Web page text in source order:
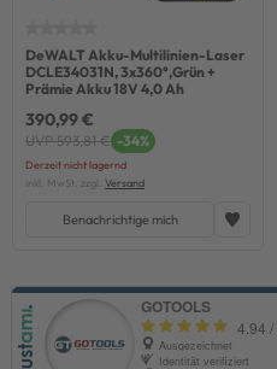
DeWALT Akku-Multilinien-Laser
DCLE34031N, 3x360°,Grün +
Prämie Akku 18V 4,0 Ah
390,99 €
UVP 593,81 € -34%
Derzeit nicht lagernd
inkl. MwSt. zzgl. Versand
Benachrichtige mich